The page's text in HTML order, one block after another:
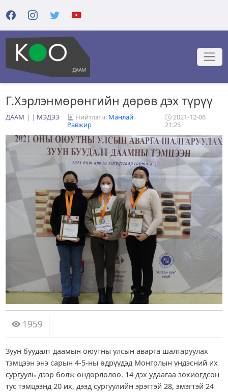
Г.Хэрлэнмөрөнгийн дөрөв дэх түрүү
ДААМ | МЭДЭЭ Нийтлэгч: Манлай
Равжир
2021-12-06
21:25
1959
Зуун буудалт даамын оюутны улсын аварга шалгаруулах
тэмцээн энэ сарын 4-5-ны өдрүүдэд Монголын үндэсний их
сургууль дээр болж өндөрлөлөө. 14 дэх удаагаа зохиогдсон
тус тэмцээнд 20 их, дээд сургуулийн эрэгтэй 28, эмэгтэй 24